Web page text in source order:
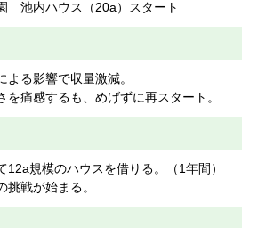
池内ハウス（20a）スタート
よる影響で収量激減。
を痛感するも、めげずに再スタート。
12a規模のハウスを借りる。（1年間）
挑戦が始まる。